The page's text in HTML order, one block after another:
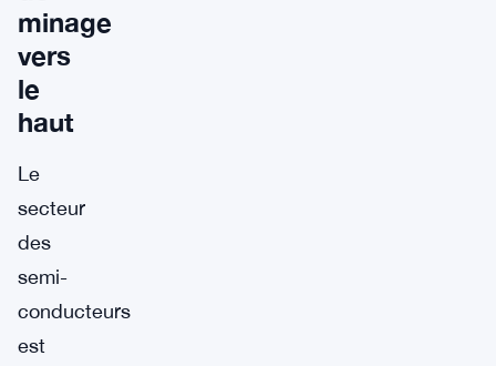
minage
vers
le
haut
Le
secteur
des
semi-
conducteurs
est